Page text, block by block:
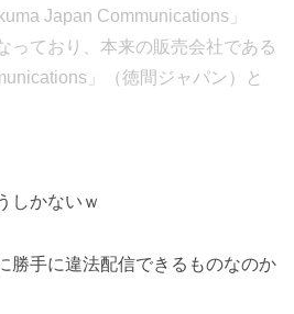
Japan Communications」
っており、本来の販売会社である
」（徳間ジャパン）と
しかないｗ
勝手に違法配信できるものなのか